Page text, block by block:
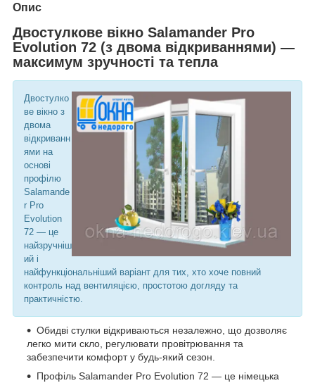
Опис
Двостулкове вікно Salamander Pro
Evolution 72 (з двома відкриваннями) —
максимум зручності та тепла
Двостулко
ве вікно з
двома
відкриванн
ями на
основі
профілю
Salamande
r Pro
Evolution
72 — це
найзручніш
ий і
найфункціональніший варіант для тих, хто хоче повний
контроль над вентиляцією, простотою догляду та
практичністю.
Обидві стулки відкриваються незалежно, що дозволяє
легко мити скло, регулювати провітрювання та
забезпечити комфорт у будь-який сезон.
Профіль Salamander Pro Evolution 72 — це німецька